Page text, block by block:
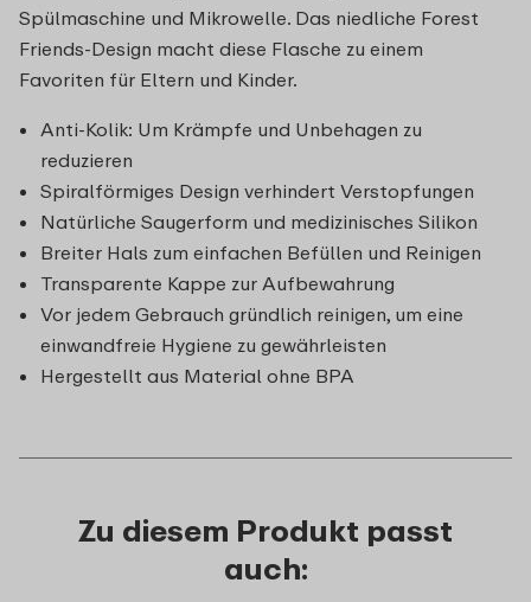
Spülmaschine und Mikrowelle. Das niedliche Forest
Friends-Design macht diese Flasche zu einem
Favoriten für Eltern und Kinder.
Anti-Kolik: Um Krämpfe und Unbehagen zu
reduzieren
Spiralförmiges Design verhindert Verstopfungen
Natürliche Saugerform und medizinisches Silikon
Breiter Hals zum einfachen Befüllen und Reinigen
Transparente Kappe zur Aufbewahrung
Vor jedem Gebrauch gründlich reinigen, um eine
einwandfreie Hygiene zu gewährleisten
Hergestellt aus Material ohne BPA
Zu diesem Produkt passt
auch: